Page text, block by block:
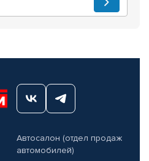
Автосалон (отдел продаж
автомобилей)